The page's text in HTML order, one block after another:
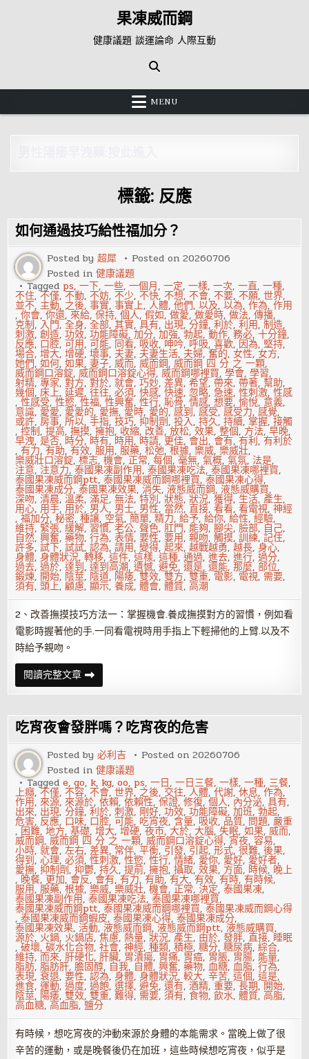
果凍威而鋼
健康議題 談運論命 人際互動
MENU
標籤: 反應
如何通過技巧給性福加分？
Posted by超犀 Posted on20260706
Posted in健康議題
Tagged ps,一下,一些,一個月,一定,一樣,一次,一直,一種,
不住,不僅,不動,不妨,不少,不快,不想,不會,不要,不願,世界,
並不,主動, 之後,事實,事實上,人體,他們,以及,以為,作為,作用
,你會,你還,來給,保持,個人,假如,做愛,做愛時,做法,傳播,
克制,入門,全身,全部,其實,具有, 出現,分鐘,利於,利用,制造,
刺激,創造,功效,功能障礙,加分,加強,勃起,動作,務必,十分鐘,
反應, 口腔,可用,可能, 同看, 吸收, 呻吟, 呼吸,喜歡, 因為,堅持,
場合,增大,增硬,壞事, 夫妻, 夫妻生活, 夫婦,奮的,女性,女方,
她們,如何,如果,妻子,威而,威而鋼,威而鋼 四 分 之 一顆,
威而鋼口溶錠,威而鋼口溶錠心得,威而鋼哪裡買,學會,學習,
射精,專家,對方,對於,就會,巧妙,差異,希望,帶來,帶著,幫助,
幾個,床上,延遲,往往,必須,快感,快速,忽略,急速,性刺激,性感
,性感受,性慾,性福,性興奮,性行,恥骨,情感,想要,愉悅, 意義,
意識, 愛愛, 愛愛的, 愛撫, 愛時, 愛的,感到,感受,感受力,感覺,
或許,房事,所以,手指,技巧,抑制劑,投入,持久,持續,掌握,接觸
,控制,提高,撫摸,擁抱, 收縮, 改善,放松,效果,整個, 方法,早晚,
早洩,是否, 時分, 時有, 時用, 時請, 更佳, 會出, 會有,有利,有利於
,有力,有助,有效,服用,服藥,松弛,根據,樂威,樂威壯,
樂威壯口溶錠,標志,機會,正常,每個,毫無,氣概,氣氛, 法是,
注意, 注意力,泰國果凍副作用,泰國果凍吃法,泰國果凍哪裡買,
泰國果凍威而鋼ptt,泰國果凍威而鋼哪裡買,泰國果凍心得,
泰國果凍成分,泰國果凍效果,消失,液態威而鋼,液態威購買,
深吻,清晨,溫柔,滿足,無法,特別,狀態,狀況,獲得,生活,產生,
用心, 用手, 用於, 男人, 男士, 男性, 當然,直接,看看,看電視,神經
,福加分,秘密,種讓, 空氣,簡單,精力,給予,給你,給性,經驗,
維持, 緊張,緩解, 習慣,老公,聲色,肛門, 能夠,腳尖,臉部, 自己,
自然,興奮,藥物,行為,表情,要性,要用,親吻,觸摸,訓練,記住,
許多,試下,試試,認為,請用,變得,起來,越戰越勇,越長,身心,
身體,身體狀況,轉移,這件,這樣,這種,通過,進去,進行,過分,
過去,過於,達到,達到高潮,遺憾,避免,還是,還能,那麼,部位,
鍛煉, 開始, 陰莖, 陰道, 陽痿,雙效,雙方,雙重, 電影, 電視, 需要,
須有,頭上,顧慮,顯示,養成,體會,體質,高潮
2、改善撫摸技巧方法一：掌握機會.養成撫摸對方的習慣，例如看
電影時握著他的手.一同看電視時用手指上下輕掃他的上臂.以及不
時給予親吻。
閱讀完整文章如
何
通
技
巧
給
性
福
加
分？
吃宵夜會發胖嗎？吃宵夜的危害
Posted by必利吉 Posted on20260706
Posted in健康議題
Taggede,go, k, kg,oo, ps,一日,一日三餐,一樣,一種, 三餐,
上癮,不僅,不容,不會,世界, 之後, 交往,人體,代謝,休息,作為,
作用,來源,來源於,依賴,依賴性,保證,修復,個人, 內分泌,具有,
出來, 出現,分鐘,利於,刺激, 剛好,功效,功能障礙,加班,勃起,
危害, 反應, 口味, 口腔,可能, 吃宵夜,含量, 吸收, 品質, 問題,嚴重
, 困難,地方,基礎,增大,增硬,夜市,大於,大腦,失眠,如果,威而,
威而鋼,威而鋼 四 分 之 一顆,威而鋼口溶錠心得, 宵夜,容易,
小時,就會,左右,差異, 常伴,平衡, 引發, 引起,形式,很難,後果,
得到,心理,必須,性刺激,性慾,性行,情緒, 愛你, 愛好, 愛好者,
愛撫,抑制劑,抑鬱,持久,提前,擁抱,攝取,效果, 方面, 時候, 晚上
, 晚餐, 更加, 會反, 會有,有力,有助,有大,有效,有時,有時候,
服用,服藥,根據,樂威,樂威壯,機會,正常,決定,泰國果凍,
泰國果凍副作用,泰國果凍吃法,泰國果凍哪裡買,
泰國果凍威而鋼ptt,泰國果凍威而鋼哪裡買,泰國果凍威而鋼心得
,泰國果凍威而鋼蝦皮,泰國果凍心得,泰國果凍成分,
泰國果凍效果,活動,液態威而鋼,液態威而鋼ptt,液態威購買,
源於, 火鍋, 火鍋店,焦慮,熱量,狀況,產生, 由於,發胖,直接, 睡眠
,破壞,碳水化合物,社會,神經,種類,積極,糖分,糖尿病,綜合,
維持,而來,肝硬化,肝臟, 胃潰瘍, 胃痛, 胃癌, 胃脹, 胃腸, 能量,
脂肪,脂肪肝,膽固醇, 自我, 自體,興奮,藥物,血糖,血脂,行為,
表現,衰退,要性,認為,身體,身體狀況,較大,辛苦,這個,這是,
進食,運動,過度,過飽,選擇,避免,還有,酒精,重要,長期, 開始,
陰莖, 陽痿,雙效,雙重,難得, 需要,須有,食物,飲水,體質,高脂,
高血糖,高血脂, 鹽分
有時候，想吃宵夜的沖動來源於身體的本能需求。當晚上做了很
辛苦的運動，或是晚餐後仍在加班，這些時候想吃宵夜，似乎是